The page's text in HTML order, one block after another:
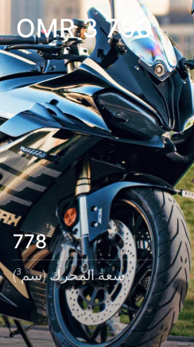
OMR3 790
778
سعة المحرك (سم³)